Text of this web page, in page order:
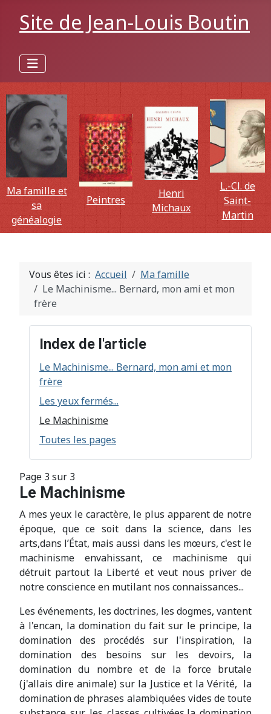
Site de Jean-Louis Boutin
Ma famille et
sa
généalogie
Peintres
Henri
Michaux
L.-Cl. de
Saint-
Martin
Vous êtes ici : Accueil
Ma famille
Le Machinisme... Bernard, mon ami et mon
frère
Index de l'article
Le Machinisme... Bernard, mon ami et mon
frère
Les yeux fermés...
Le Machinisme
Toutes les pages
Page 3 sur 3
Le Machinisme
A mes yeux le caractère, le plus apparent de notre
époque, que ce soit dans la science, dans les
arts,dans l’État, mais aussi dans les mœurs, c'est le
machinisme envahissant, ce machinisme qui
détruit partout la Liberté et veut nous priver de
notre conscience en mutilant nos connaissances...
Les événements, les doctrines, les dogmes, vantent
à l'encan, la domination du fait sur le principe, la
domination des procédés sur l'inspiration, la
domination des besoins sur les devoirs, la
domination du nombre et de la force brutale
(j'allais dire animale) sur la Justice et la Vérité, la
domination de phrases alambiquées vides de toute